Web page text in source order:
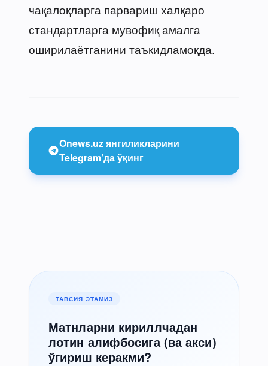
чақалоқларга парвариш халқаро
стандартларга мувофиқ амалга
оширилаётганини таъкидламоқда.
Onews.uz янгиликларини
Telegram’да ўқинг
ТАВСИЯ ЭТАМИЗ
Матнларни кириллчадан
лотин алифбосига (ва акси)
ўгириш керакми?